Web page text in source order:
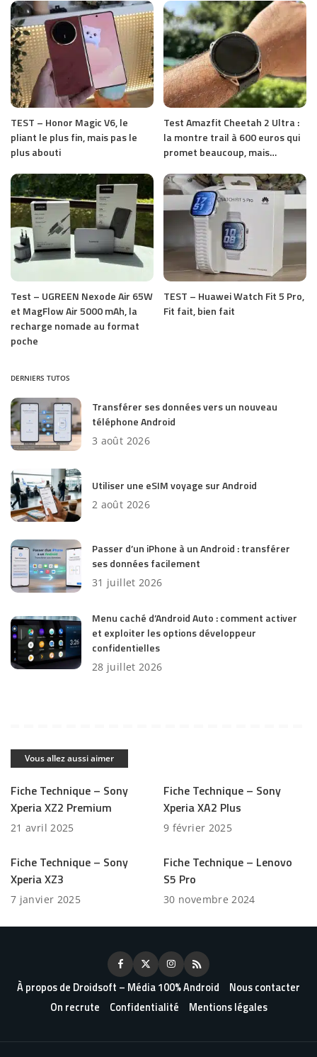
TEST – Honor Magic V6, le
pliant le plus fin, mais pas le
plus abouti
Test Amazfit Cheetah 2 Ultra :
la montre trail à 600 euros qui
promet beaucoup, mais…
Test – UGREEN Nexode Air 65W
et MagFlow Air 5000 mAh, la
recharge nomade au format
poche
TEST – Huawei Watch Fit 5 Pro,
Fit fait, bien fait
DERNIERS TUTOS
Transférer ses données vers un nouveau
téléphone Android
3 août 2026
Utiliser une eSIM voyage sur Android
2 août 2026
Passer d’un iPhone à un Android : transférer
ses données facilement
31 juillet 2026
Menu caché d’Android Auto : comment activer
et exploiter les options développeur
confidentielles
28 juillet 2026
Vous allez aussi aimer
Fiche Technique – Sony
Xperia XZ2 Premium
21 avril 2025
Fiche Technique – Sony
Xperia XA2 Plus
9 février 2025
Fiche Technique – Sony
Xperia XZ3
7 janvier 2025
Fiche Technique – Lenovo
S5 Pro
30 novembre 2024
À propos de Droidsoft – Média 100% Android
Nous contacter
On recrute
Confidentialité Mentions légales